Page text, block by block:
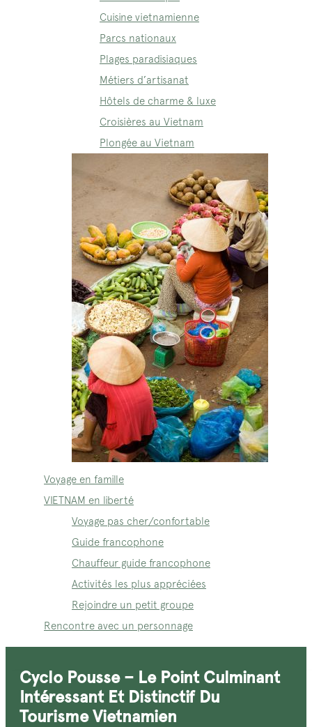
Cuisine vietnamienne
Parcs nationaux
Plages paradisiaques
Métiers d’artisanat
Hôtels de charme & luxe
Croisières au Vietnam
Plongée au Vietnam
Voyage en famille
VIETNAM en liberté
Voyage pas cher/confortable
Guide francophone
Chauffeur guide francophone
Activités les plus appréciées
Rejoindre un petit groupe
Rencontre avec un personnage
Cyclo Pousse – Le Point Culminant
Intéressant Et Distinctif Du
Tourisme Vietnamien